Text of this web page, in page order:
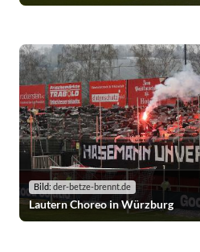
Bild: der-betze-brennt.de
Lautern Choreo in Würzburg